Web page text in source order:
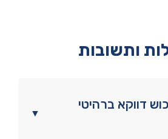
ותשובות
▼
דווקא ברהיטי